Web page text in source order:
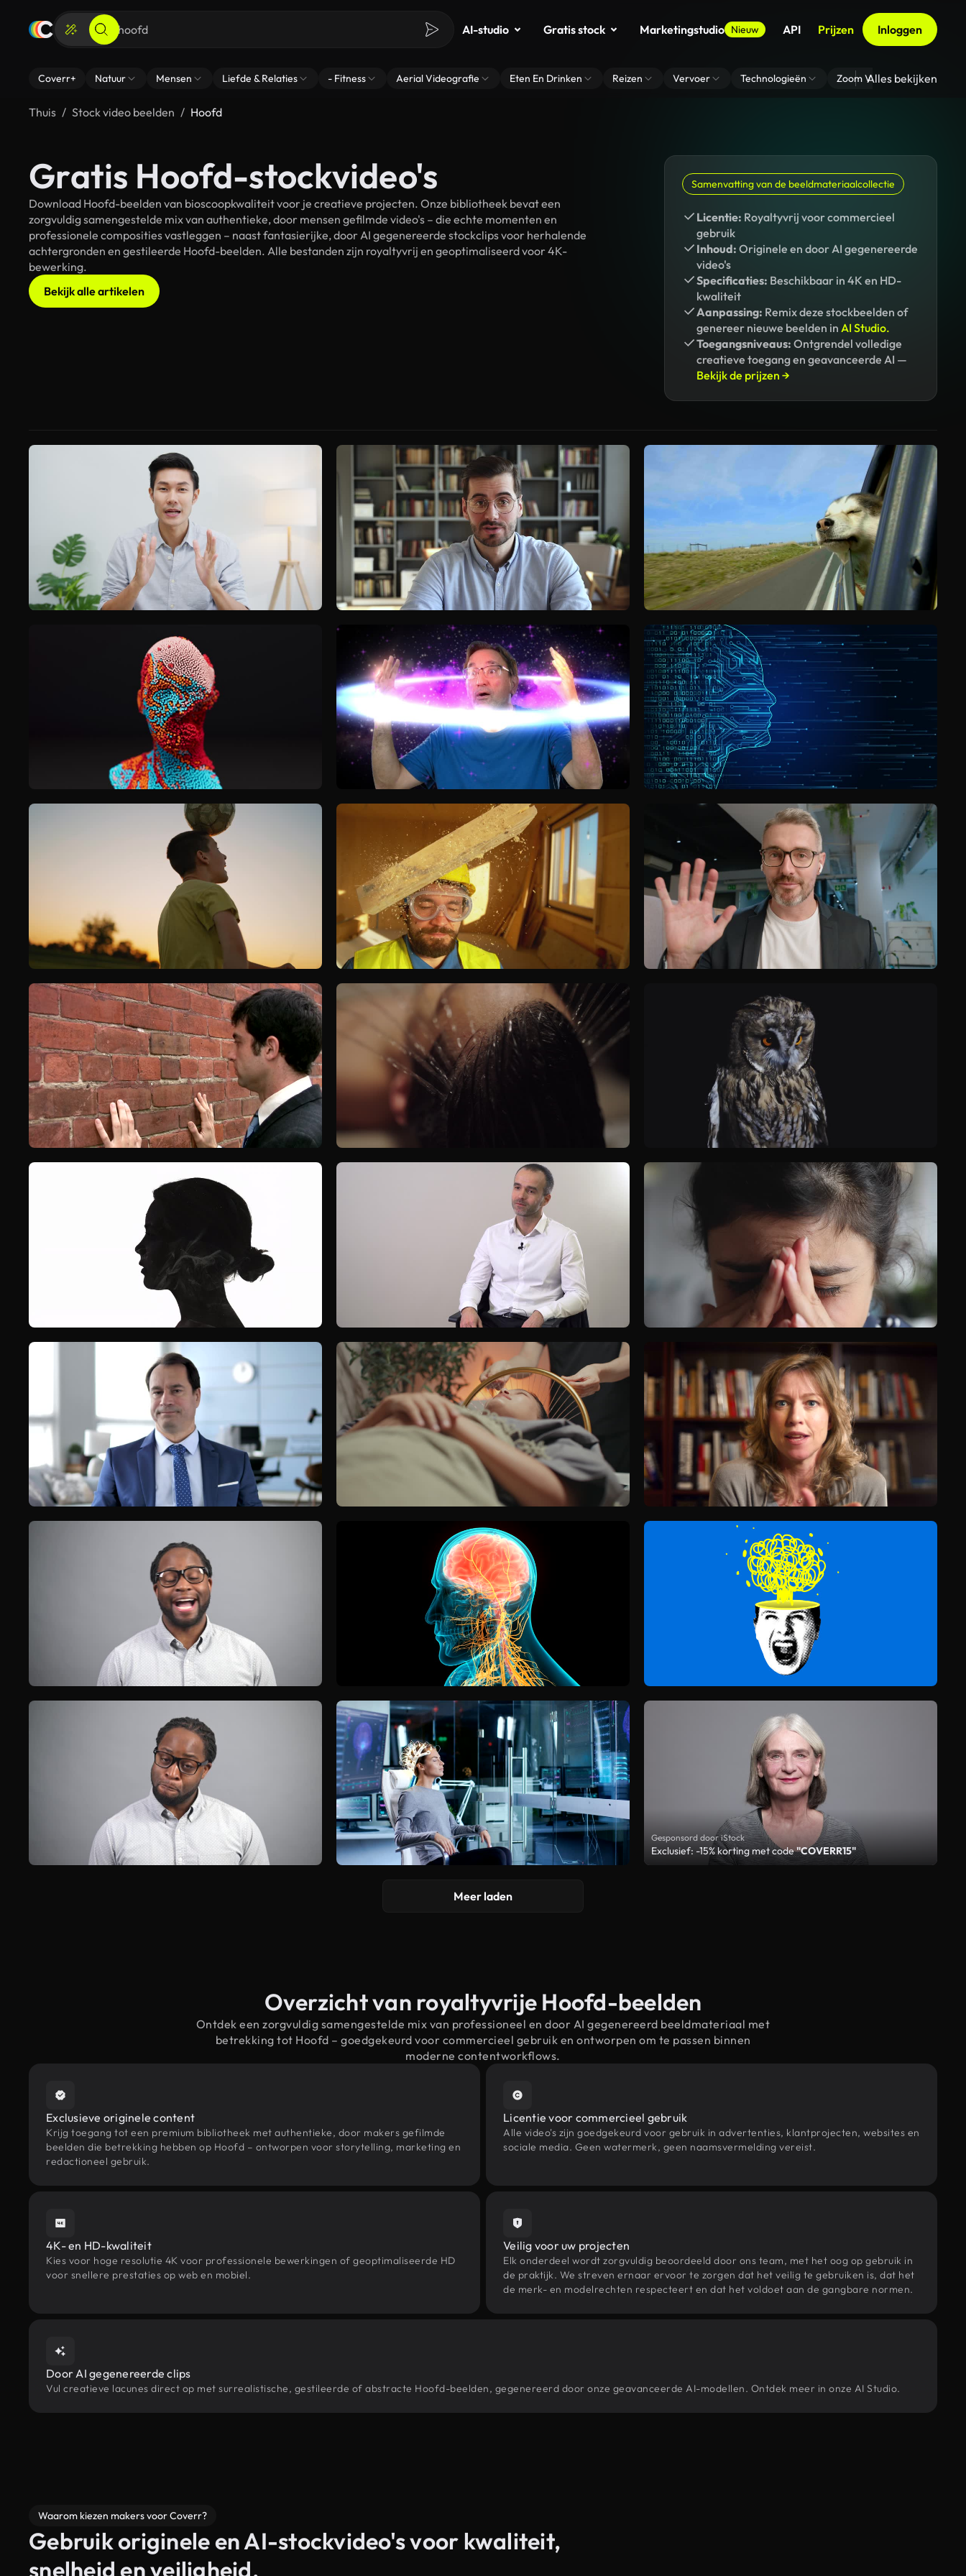
AI-studio Gratis stock Marketingstudio Nieuw API Prijzen Inloggen
Coverr+ Natuur Mensen Liefde & Relaties - Fitness Aerial Videografie Eten En Drinken Reizen Vervoer Technologieën Zoom Virtuele
Alles bekijken
Thuis Stock video beelden Hoofd
Gratis Hoofd-stockvideo's
Download Hoofd-beelden van bioscoopkwaliteit voor je creatieve projecten. Onze bibliotheek bevat een
zorgvuldig samengestelde mix van authentieke, door mensen gefilmde video's – die echte momenten en
professionele composities vastleggen – naast fantasierijke, door AI gegenereerde stockclips voor herhalende
achtergronden en gestileerde Hoofd-beelden. Alle bestanden zijn royaltyvrij en geoptimaliseerd voor 4K-
bewerking.
Bekijk alle artikelen
Samenvatting van de beeldmateriaalcollectie
Licentie: Royaltyvrij voor commercieel
gebruik
Inhoud: Originele en door AI gegenereerde
video's
Specificaties: Beschikbaar in 4K en HD-
kwaliteit
Aanpassing: Remix deze stockbeelden of
genereer nieuwe beelden in AI Studio.
Toegangsniveaus: Ontgrendel volledige
creatieve toegang en geavanceerde AI —
Bekijk de prijzen →
Gesponsord door iStock
Exclusief: -15% korting met code"COVERR15"
Meer laden
Overzicht van royaltyvrije Hoofd-beelden
Ontdek een zorgvuldig samengestelde mix van professioneel en door AI gegenereerd beeldmateriaal met
betrekking tot Hoofd – goedgekeurd voor commercieel gebruik en ontworpen om te passen binnen
moderne contentworkflows.
Exclusieve originele content
Krijg toegang tot een premium bibliotheek met authentieke, door makers gefilmde
beelden die betrekking hebben op Hoofd – ontworpen voor storytelling, marketing en
redactioneel gebruik.
Licentie voor commercieel gebruik
Alle video's zijn goedgekeurd voor gebruik in advertenties, klantprojecten, websites en
sociale media. Geen watermerk, geen naamsvermelding vereist.
4K- en HD-kwaliteit
Kies voor hoge resolutie 4K voor professionele bewerkingen of geoptimaliseerde HD
voor snellere prestaties op web en mobiel.
Veilig voor uw projecten
Elk onderdeel wordt zorgvuldig beoordeeld door ons team, met het oog op gebruik in
de praktijk. We streven ernaar ervoor te zorgen dat het veilig te gebruiken is, dat het
de merk- en modelrechten respecteert en dat het voldoet aan de gangbare normen.
Door AI gegenereerde clips
Vul creatieve lacunes direct op met surrealistische, gestileerde of abstracte Hoofd-beelden, gegenereerd door onze geavanceerde AI-modellen. Ontdek meer in onze AI Studio.
Waarom kiezen makers voor Coverr?
Gebruik originele en AI-stockvideo's voor kwaliteit,
snelheid en veiligheid.